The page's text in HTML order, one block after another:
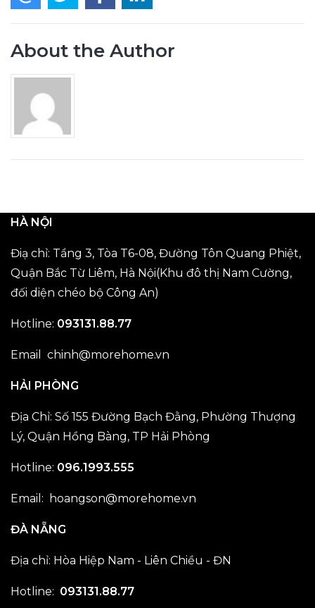
About the Author
HÀ NỘI
Điạ chỉ: Tầng 3, Tòa T6-08, Đường Tôn Quang Phiệt,
Quận Bắc Từ Liêm, Hà Nội(Khu đô thị Nam Cường,
đối diện chéo bộ Công An)
Hotline: 093131.88.77
Email chinh@morehome.vn
HẢI PHÒNG
Địa Chỉ: Số 155 Đường Bạch Đằng, Phường Thượng
Lý, Quận Hồng Bàng, TP Hải Phòng
Hotline: 096.1993.555
Email: hoangson@morehome.vn
ĐÀ NẴNG
Địa chỉ: Hòa Hiệp Nam - Liên Chiều - ĐN
Hotline: 093131.88.77